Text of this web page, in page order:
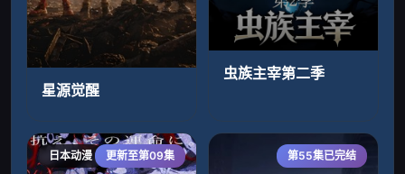
星源觉醒
虫族主宰第二季
日本动漫 更新至第09集 第55集已完结